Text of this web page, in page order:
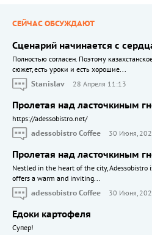
СЕЙЧАС ОБСУЖДАЮТ
Сценарий начинается с
Полностью согласен. Поэтому
сюжет, есть уроки и есть хорошие...
Stanislav
28 Апреля 11:13
Пролетая над ласточкиным
https://adessobistro.net/
adessobistro Coffee
30 Июня,
Пролетая над ласточкиным
Nestled in the heart of the city, Adessobistro
offers a warm and inviting...
adessobistro Coffee
30 Июня,
Едоки картофеля
Cупер!